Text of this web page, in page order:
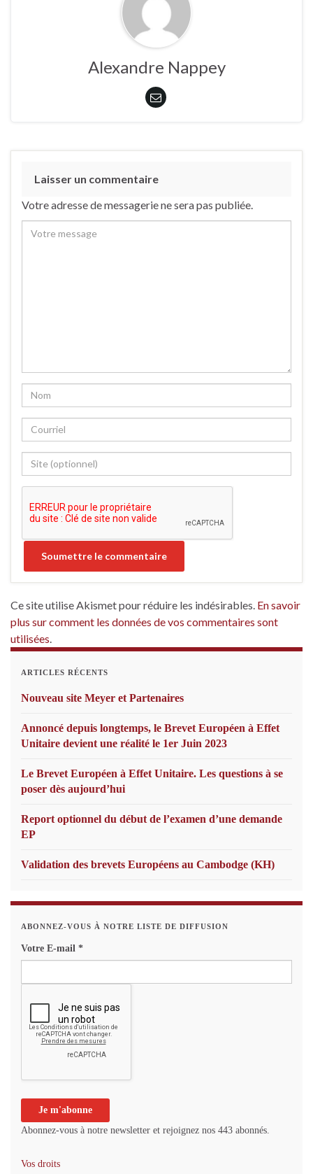
Alexandre Nappey
Laisser un commentaire
Votre adresse de messagerie ne sera pas publiée.
Ce site utilise Akismet pour réduire les indésirables. En savoir
plus sur comment les données de vos commentaires sont
utilisées.
ARTICLES RÉCENTS
Nouveau site Meyer et Partenaires
Annoncé depuis longtemps, le Brevet Européen à Effet
Unitaire devient une réalité le 1er Juin 2023
Le Brevet Européen à Effet Unitaire. Les questions à se
poser dès aujourd’hui
Report optionnel du début de l’examen d’une demande
EP
Validation des brevets Européens au Cambodge (KH)
ABONNEZ-VOUS À NOTRE LISTE DE DIFFUSION
Votre E-mail *
Abonnez-vous à notre newsletter et rejoignez nos 443 abonnés.
Vos droits